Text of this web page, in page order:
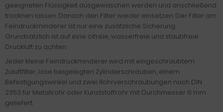
geeigneten Flüssigkeit ausgewaschen werden und anschließend
trocknen lassen. Danach den Filter wieder einsetzen. Der Filter am
Feindruckminderer ist nur eine zusätzliche Sicherung.
Grundsätzlich ist auf eine ölfreie, wasserfreie und staubfreie
Druckluft zu achten.
Jeder kleine Feindruckminderer wird mit eingeschraubtem
Zuluftfilter, lose beigelegten Zylinderschrauben, einem
Befestigungswinkel und zwei Rohrverschraubungen nach DIN
2353 für Metallrohr oder Kunststoffrohr mit Durchmesser 6 mm
geliefert.